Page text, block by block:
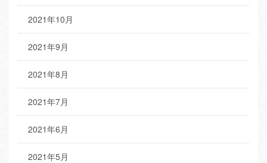
2021年10月
2021年9月
2021年8月
2021年7月
2021年6月
2021年5月